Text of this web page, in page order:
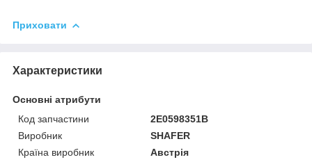
Приховати
Характеристики
Основні атрибути
Код запчастини
2E0598351B
Виробник
SHAFER
Країна виробник
Австрія